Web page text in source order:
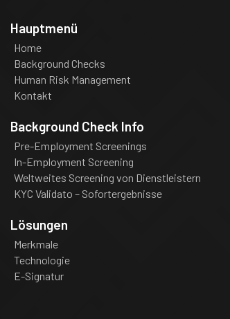
Hauptmenü
Home
Background Checks
Human Risk Management
Kontakt
Background Check Info
Pre-Employment Screenings
In-Employment Screening
Weltweites Screening von Dienstleistern
KYC Validato – Sofortergebnisse
Lösungen
Merkmale
Technologie
E-Signatur